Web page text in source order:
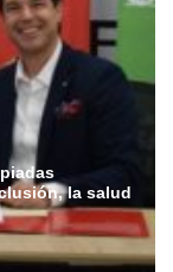
la salud